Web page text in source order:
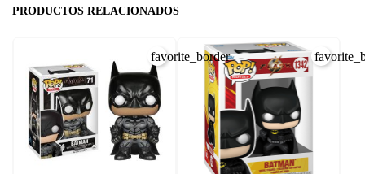
PRODUCTOS RELACIONADOS
favorite_border